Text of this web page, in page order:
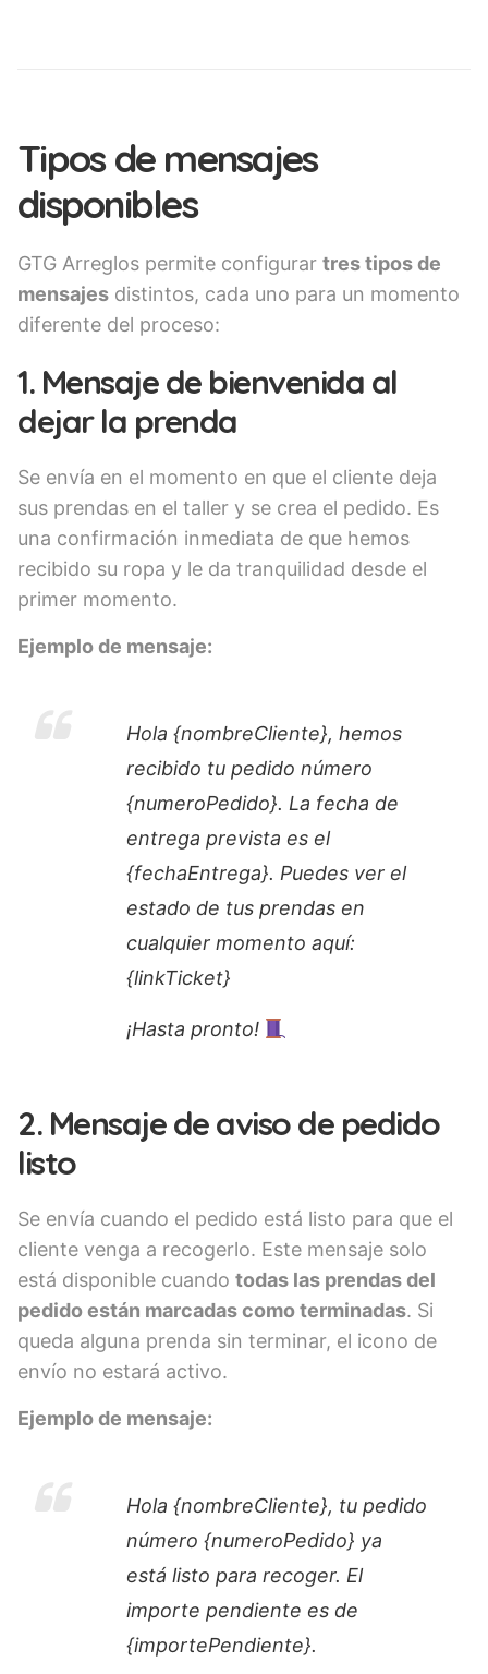
Tipos de mensajes
disponibles
GTG Arreglos permite configurar tres tipos de
mensajes distintos, cada uno para un momento
diferente del proceso:
1. Mensaje de bienvenida al
dejar la prenda
Se envía en el momento en que el cliente deja
sus prendas en el taller y se crea el pedido. Es
una confirmación inmediata de que hemos
recibido su ropa y le da tranquilidad desde el
primer momento.
Ejemplo de mensaje:
Hola {nombreCliente}, hemos
recibido tu pedido número
{numeroPedido}. La fecha de
entrega prevista es el
{fechaEntrega}. Puedes ver el
estado de tus prendas en
cualquier momento aquí:
{linkTicket}
¡Hasta pronto!
2. Mensaje de aviso de pedido
listo
Se envía cuando el pedido está listo para que el
cliente venga a recogerlo. Este mensaje solo
está disponible cuando todas las prendas del
pedido están marcadas como terminadas. Si
queda alguna prenda sin terminar, el icono de
envío no estará activo.
Ejemplo de mensaje:
Hola {nombreCliente}, tu pedido
número {numeroPedido} ya
está listo para recoger. El
importe pendiente es de
{importePendiente}.